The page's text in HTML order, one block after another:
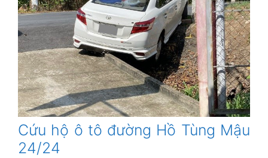
Cứu hộ ô tô đường Hồ Tùng Mậu
24/24